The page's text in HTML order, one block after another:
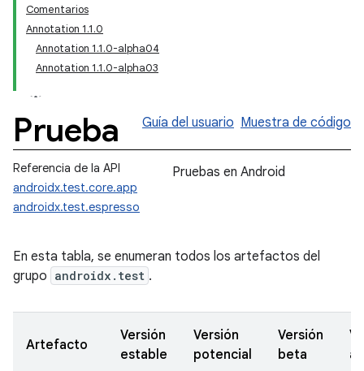
Comentarios
Annotation 1.1.0
Annotation 1.1.0-alpha04
Annotation 1.1.0-alpha03
Prueba Guía del usuario Muestra de código
Referencia de la API
androidx.test.core.app
androidx.test.espresso
Pruebas en Android
En esta tabla, se enumeran todos los artefactos del
grupo androidx.test .
Artefacto
Versión
estable
Versión
potencial
Versión
beta